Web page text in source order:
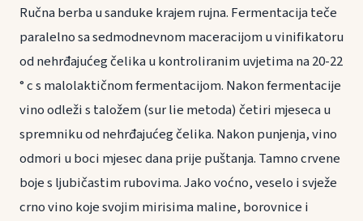
Ručna berba u sanduke krajem rujna. Fermentacija teče
paralelno sa sedmodnevnom maceracijom u vinifikatoru
od nehrđajućeg čelika u kontroliranim uvjetima na 20-22
° c s malolaktičnom fermentacijom. Nakon fermentacije
vino odleži s taložem (sur lie metoda) četiri mjeseca u
spremniku od nehrđajućeg čelika. Nakon punjenja, vino
odmori u boci mjesec dana prije puštanja. Tamno crvene
boje s ljubičastim rubovima. Jako voćno, veselo i svježe
crno vino koje svojim mirisima maline, borovnice i